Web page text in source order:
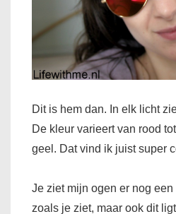
Dit is hem dan. In elk licht
De kleur varieert van rood
geel. Dat vind ik juist super
Je ziet mijn ogen er nog
zoals je ziet, maar ook dit